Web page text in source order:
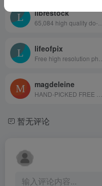
librestock
lifeofpix
magdeleine
暂无评论